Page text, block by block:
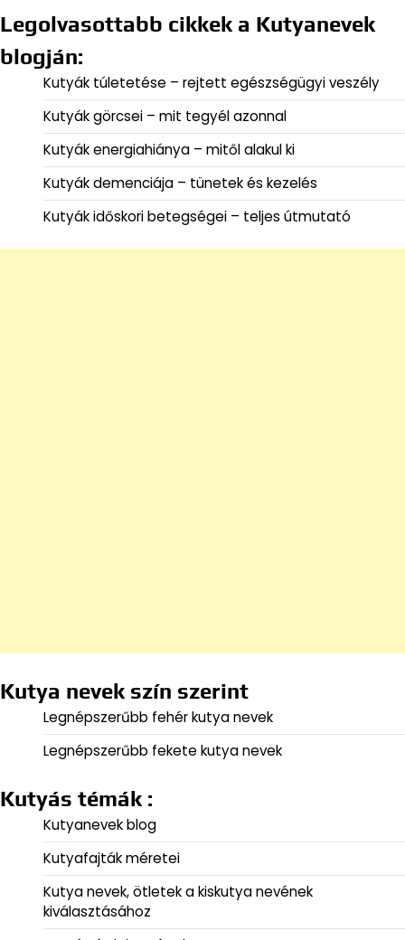
Legolvasottabb cikkek a Kutyanevek
blogján:
Kutyák túletetése – rejtett egészségügyi veszély
Kutyák görcsei – mit tegyél azonnal
Kutyák energiahiánya – mitől alakul ki
Kutyák demenciája – tünetek és kezelés
Kutyák időskori betegségei – teljes útmutató
Kutya nevek szín szerint
Legnépszerűbb fehér kutya nevek
Legnépszerűbb fekete kutya nevek
Kutyás témák :
Kutyanevek blog
Kutyafajták méretei
Kutya nevek, ötletek a kiskutya nevének
kiválasztásához